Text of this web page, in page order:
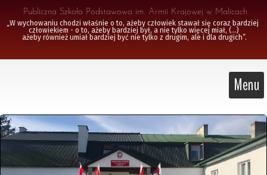
Publiczna Szkoła Podstawowa im. Armii Krajowej w Malicach
„W wychowaniu chodzi właśnie o to, ażeby człowiek stawał się coraz bardziej
człowiekiem - o to, ażeby bardziej był, a nie tylko więcej miał, (...)
ażeby również umiał bardziej być nie tylko z drugim, ale i dla drugich”.
Menu